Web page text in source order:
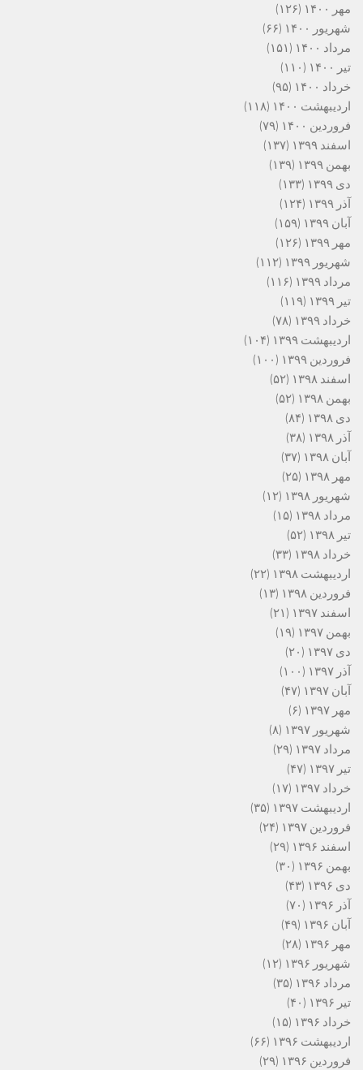
مهر ۱۴۰۰
(۱۲۶)
شهریور ۱۴۰۰
(۶۶)
مرداد ۱۴۰۰
(۱۵۱)
تیر ۱۴۰۰
(۱۱۰)
خرداد ۱۴۰۰
(۹۵)
اردیبهشت ۱۴۰۰
(۱۱۸)
فروردین ۱۴۰۰
(۷۹)
اسفند ۱۳۹۹
(۱۳۷)
بهمن ۱۳۹۹
(۱۳۹)
دی ۱۳۹۹
(۱۳۳)
آذر ۱۳۹۹
(۱۲۴)
آبان ۱۳۹۹
(۱۵۹)
مهر ۱۳۹۹
(۱۲۶)
شهریور ۱۳۹۹
(۱۱۲)
مرداد ۱۳۹۹
(۱۱۶)
تیر ۱۳۹۹
(۱۱۹)
خرداد ۱۳۹۹
(۷۸)
اردیبهشت ۱۳۹۹
(۱۰۴)
فروردین ۱۳۹۹
(۱۰۰)
اسفند ۱۳۹۸
(۵۲)
بهمن ۱۳۹۸
(۵۲)
دی ۱۳۹۸
(۸۴)
آذر ۱۳۹۸
(۳۸)
آبان ۱۳۹۸
(۳۷)
مهر ۱۳۹۸
(۲۵)
شهریور ۱۳۹۸
(۱۲)
مرداد ۱۳۹۸
(۱۵)
تیر ۱۳۹۸
(۵۲)
خرداد ۱۳۹۸
(۳۳)
اردیبهشت ۱۳۹۸
(۲۲)
فروردین ۱۳۹۸
(۱۳)
اسفند ۱۳۹۷
(۲۱)
بهمن ۱۳۹۷
(۱۹)
دی ۱۳۹۷
(۲۰)
آذر ۱۳۹۷
(۱۰۰)
آبان ۱۳۹۷
(۴۷)
مهر ۱۳۹۷
(۶)
شهریور ۱۳۹۷
(۸)
مرداد ۱۳۹۷
(۲۹)
تیر ۱۳۹۷
(۴۷)
خرداد ۱۳۹۷
(۱۷)
اردیبهشت ۱۳۹۷
(۳۵)
فروردین ۱۳۹۷
(۲۴)
اسفند ۱۳۹۶
(۲۹)
بهمن ۱۳۹۶
(۳۰)
دی ۱۳۹۶
(۴۳)
آذر ۱۳۹۶
(۷۰)
آبان ۱۳۹۶
(۴۹)
مهر ۱۳۹۶
(۲۸)
شهریور ۱۳۹۶
(۱۲)
مرداد ۱۳۹۶
(۳۵)
تیر ۱۳۹۶
(۴۰)
خرداد ۱۳۹۶
(۱۵)
اردیبهشت ۱۳۹۶
(۶۶)
فروردین ۱۳۹۶
(۲۹)